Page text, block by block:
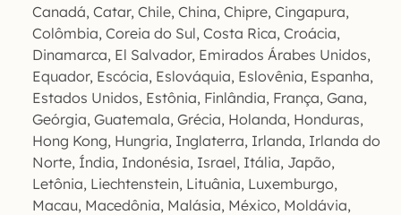
Canadá, Catar, Chile, China, Chipre, Cingapura,
Colômbia, Coreia do Sul, Costa Rica, Croácia,
Dinamarca, El Salvador, Emirados Árabes Unidos,
Equador, Escócia, Eslováquia, Eslovênia, Espanha,
Estados Unidos, Estônia, Finlândia, França, Gana,
Geórgia, Guatemala, Grécia, Holanda, Honduras,
Hong Kong, Hungria, Inglaterra, Irlanda, Irlanda do
Norte, Índia, Indonésia, Israel, Itália, Japão,
Letônia, Liechtenstein, Lituânia, Luxemburgo,
Macau, Macedônia, Malásia, México, Moldávia,